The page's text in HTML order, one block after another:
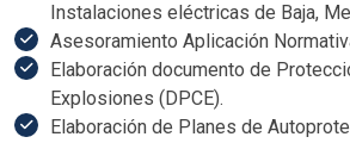
Instalaciones eléctricas de Baja,
Asesoramiento Aplicación
Elaboración documento de
Explosiones (DPCE).
Elaboración de Planes de